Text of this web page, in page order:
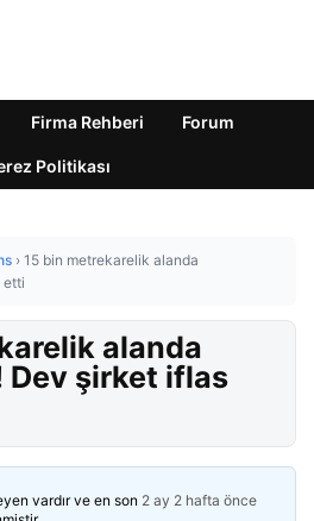
Firma Rehberi Forum
Politikası
› 15 bin metrekarelik alanda
etti
alanda
şirket iflas
vardır ve en son 2 ay 2 hafta önce